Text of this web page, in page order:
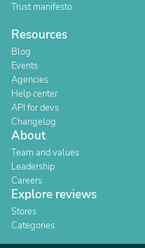
Trust manifesto
Resources
Blog
Events
Agencies
Help center
API for devs
Changelog
About
Team and values
Leadership
Careers
Explore reviews
Stores
Categories